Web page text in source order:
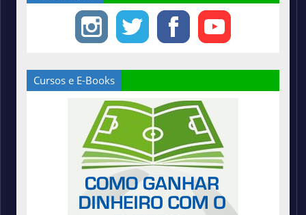
Cursos e E-Books